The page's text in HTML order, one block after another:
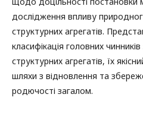
дослідження впливу
структурних агрегатів.
класифікація головних
структурних агрегатів, їх
шляхи з відновлення та
родючості загалом.